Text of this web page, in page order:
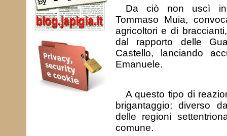
Da ciò non uscì
Tommaso Muia,
agricoltori e di
dal rapporto delle
Castello, lanciando
Emanuele.
A questo tipo di
brigantaggio; diverso
delle regioni
comune.